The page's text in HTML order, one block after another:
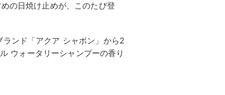
の日焼け止めが、このたび登
ンド「アクア シャボン」から2
ウォータリーシャンプーの香り